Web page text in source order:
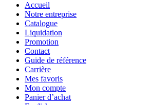
Accueil
Notre entreprise
Catalogue
Liquidation
Promotion
Contact
Guide de référence
Carrière
Mes favoris
Mon compte
Panier d’achat